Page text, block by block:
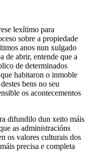
lexítimo para
sobre a propiedade
anos nun xulgado
de abrir, entende que a
de determinados
habitaron o inmoble
bens no seu
os acontecementos
difundilo dun xeito máis
as administracións
os valores culturais dos
precisa e completa